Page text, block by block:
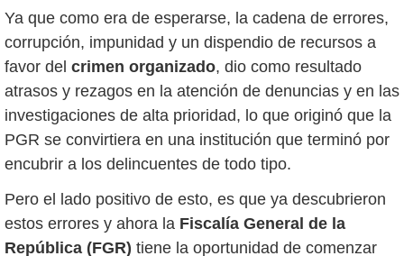
Ya que como era de esperarse, la cadena de errores,
corrupción, impunidad y un dispendio de recursos a
favor del crimen organizado, dio como resultado
atrasos y rezagos en la atención de denuncias y en las
investigaciones de alta prioridad, lo que originó que la
PGR se convirtiera en una institución que terminó por
encubrir a los delincuentes de todo tipo.
Pero el lado positivo de esto, es que ya descubrieron
estos errores y ahora la Fiscalía General de la
República (FGR) tiene la oportunidad de comenzar